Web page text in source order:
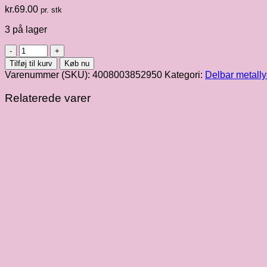
kr.69.00 pr. stk
3 på lager
Sort
[000]
delbar
metallynlås
50
cm
Tilføj til kurv Køb nu
Varenummer (SKU): 4008003852950 Kategori: Delbar
Relaterede varer